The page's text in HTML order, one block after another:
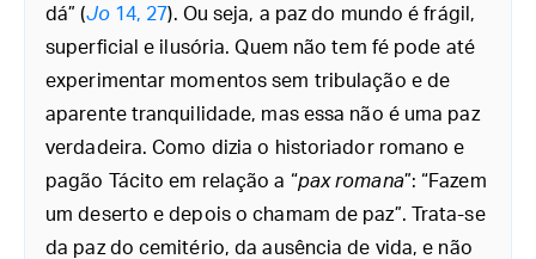
dá” (Jo14, 27). Ou seja, a paz do mundo é frágil,
superficial e ilusória. Quem não tem fé pode até
experimentar momentos sem tribulação e de
aparente tranquilidade, mas essa não é uma paz
verdadeira. Como dizia o historiador romano e
pagão Tácito em relação a “pax romana”: “Fazem
um deserto e depois o chamam de paz”. Trata-se
da paz do cemitério, da ausência de vida, e não